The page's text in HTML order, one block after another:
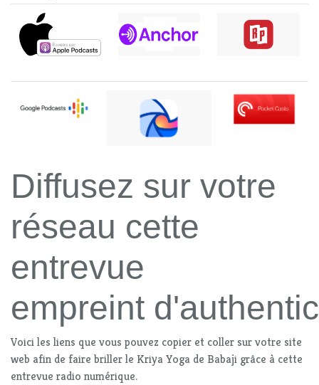
Diffusez sur votre
réseau cette
entrevue
empreint
Voici les liens que vous pouvez copier et coller sur votre site
web afin de faire briller le Kriya Yoga de Babaji grâce à cette
entrevue radio numérique.